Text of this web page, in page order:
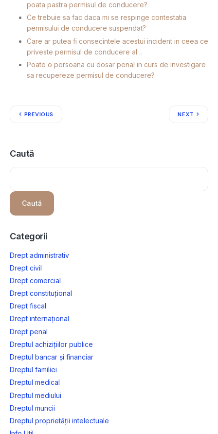
poata pastra permisul de conducere?
Ce trebuie sa fac daca mi se respinge contestatia
permisului de conducere suspendat?
Care ar putea fi consecintele acestui incident in ceea ce
priveste permisul de conducere al…
Poate o persoana cu dosar penal in curs de investigare
sa recupereze permisul de conducere?
PREVIOUS NEXT
Caută
Caută
Categorii
Drept administrativ
Drept civil
Drept comercial
Drept constituțional
Drept fiscal
Drept internațional
Drept penal
Dreptul achizițiilor publice
Dreptul bancar și financiar
Dreptul familiei
Dreptul medical
Dreptul mediului
Dreptul muncii
Dreptul proprietății intelectuale